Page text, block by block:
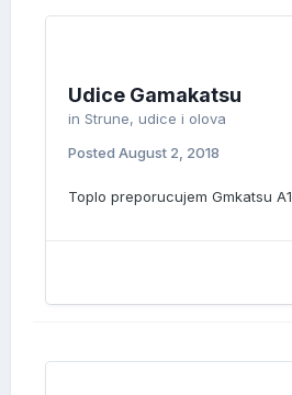
Udice Gamakatsu
in Strune, udice i olova
Posted August 2, 2018
Toplo preporucujem Gmkatsu A1